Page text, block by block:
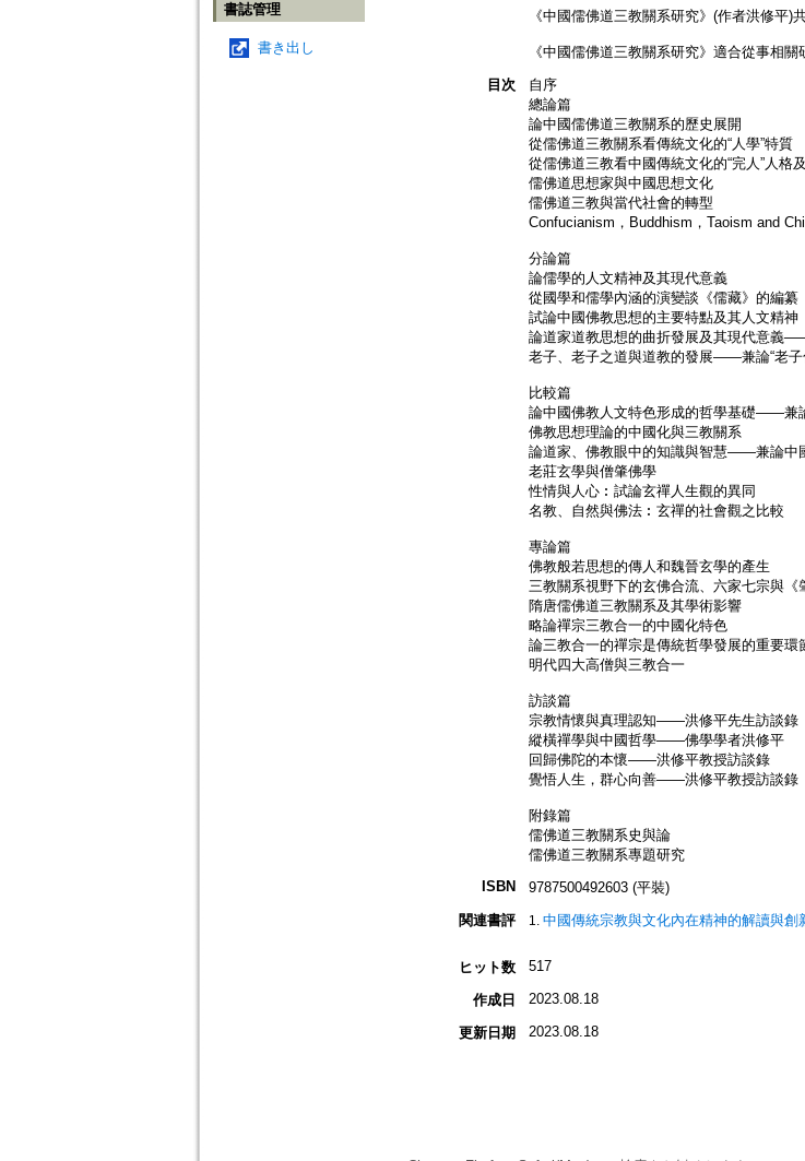
書誌管理
書き出し
《中國儒佛道三教關系研究》(作者洪修平)
《中國儒佛道三教關系研究》適合從事相關
目次
自序
總論篇
論中國儒佛道三教關系的歷史展開
從儒佛道三教關系看傳統文化的“人學”特質
從儒佛道三教看中國傳統文化的“完人”人格
儒佛道思想家與中國思想文化
儒佛道三教與當代社會的轉型
Confucianism，Buddhism，Taoism and
分論篇
論儒學的人文精神及其現代意義
從國學和儒學內涵的演變談《儒藏》的編纂
試論中國佛教思想的主要特點及其人文精神
論道家道教思想的曲折發展及其現代意義
老子、老子之道與道教的發展——兼論“老子
比較篇
論中國佛教人文特色形成的哲學基礎——兼
佛教思想理論的中國化與三教關系
論道家、佛教眼中的知識與智慧——兼論中
老莊玄學與僧肇佛學
性情與人心︰試論玄禪人生觀的異同
名教、自然與佛法︰玄禪的社會觀之比較
專論篇
佛教般若思想的傳人和魏晉玄學的產生
三教關系視野下的玄佛合流、六家七宗與《
隋唐儒佛道三教關系及其學術影響
略論禪宗三教合一的中國化特色
論三教合一的禪宗是傳統哲學發展的重要環
明代四大高僧與三教合一
訪談篇
宗教情懷與真理認知——洪修平先生訪談錄
縱橫禪學與中國哲學——佛學學者洪修平
回歸佛陀的本懷——洪修平教授訪談錄
覺悟人生，群心向善——洪修平教授訪談錄
附錄篇
儒佛道三教關系史與論
儒佛道三教關系專題研究
ISBN
9787500492603 (平裝)
関連書評
中國傳統宗教與文化內在精神的解讀與創
ヒット数 517
作成日 2023.08.18
更新日期 2023.08.18